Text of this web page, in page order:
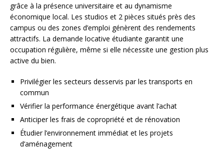
grâce à la présence universitaire et au dynamisme
économique local. Les studios et 2 pièces situés près des
campus ou des zones d’emploi génèrent des rendements
attractifs. La demande locative étudiante garantit une
occupation régulière, même si elle nécessite une gestion plus
active du bien.
Privilégier les secteurs desservis par les transports en
commun
Vérifier la performance énergétique avant l’achat
Anticiper les frais de copropriété et de rénovation
Étudier l’environnement immédiat et les projets
d’aménagement